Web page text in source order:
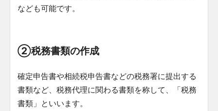
なども可能です。
②税務書類の作成
確定申告書や相続税申告書などの税務署に提出する
書類など、税務代理に関わる書類を称して、「税務
書類」といいます。